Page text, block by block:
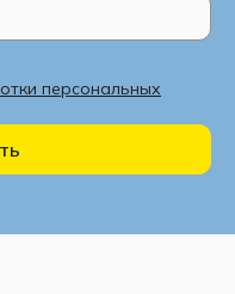
персональных